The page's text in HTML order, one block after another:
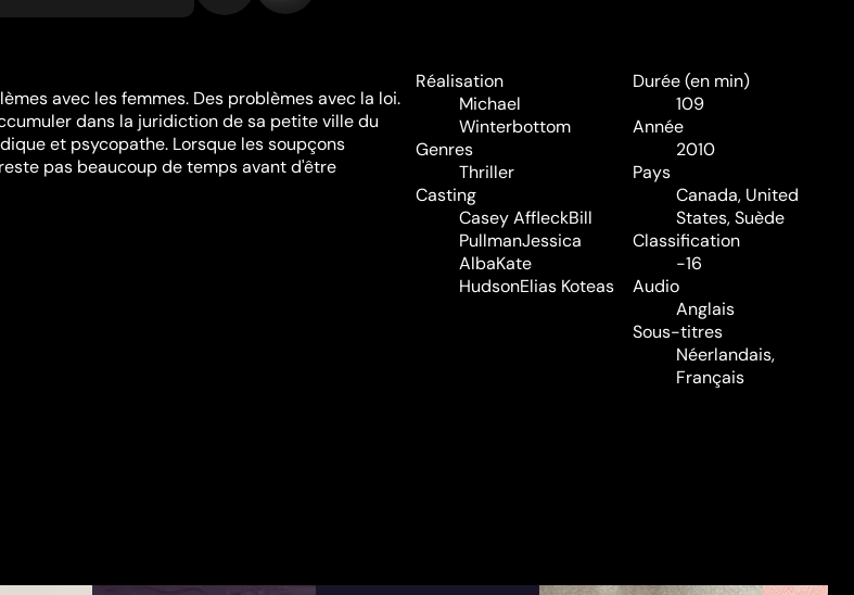
avec les femmes. Des problèmes avec la loi.
dans la juridiction de sa petite ville du
et psycopathe. Lorsque les soupçons
pas beaucoup de temps avant d'être
Réalisation
Michael
Winterbottom
Genres
Thriller
Casting
Casey AffleckBill
PullmanJessica
AlbaKate
HudsonElias Koteas
Durée (en min)
109
Année
2010
Pays
Canada, United
States, Suède
Classification
-16
Audio
Anglais
Sous-titres
Néerlandais,
Français